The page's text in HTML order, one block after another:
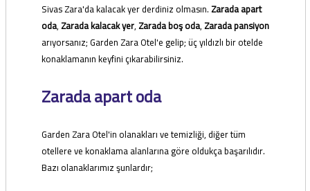
Sivas Zara'da kalacak yer derdiniz olmasın.Zarada apart
oda,Zarada kalacak yer,Zarada boş oda,Zarada pansiyon
arıyorsanız; Garden Zara Otel'e gelip; üç yıldızlı bir otelde
konaklamanın keyfini çıkarabilirsiniz.
Zarada apart oda
Garden Zara Otel'in olanakları ve temizliği, diğer tüm
otellere ve konaklama alanlarına göre oldukça başarılıdır.
Bazı olanaklarımız şunlardır;